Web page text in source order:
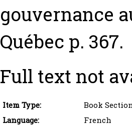
gouvernance
Québec p. 367.
Full text not
Item Type:
Book
Language:
French